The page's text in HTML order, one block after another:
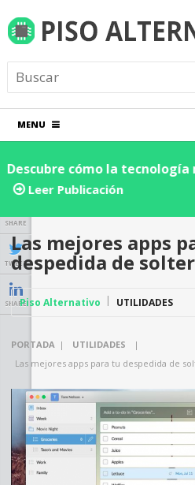
MENU
Descubre cómo la tecnología
de suministro y logística:
Leer Publicación
SHARE
TWEET
SHARE
Las mejores apps
despedida de
Piso Alternativo UTILIDADES
PORTADA | UTILIDADES
|
Las mejores apps para tu despedida de